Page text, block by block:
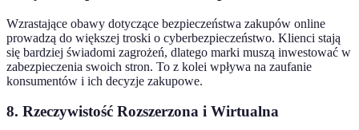
Wzrastające obawy dotyczące bezpieczeństwa zakupów online
prowadzą do większej troski o cyberbezpieczeństwo. Klienci stają
się bardziej świadomi zagrożeń, dlatego marki muszą inwestować w
zabezpieczenia swoich stron. To z kolei wpływa na zaufanie
konsumentów i ich decyzje zakupowe.
8. Rzeczywistość Rozszerzona i Wirtualna